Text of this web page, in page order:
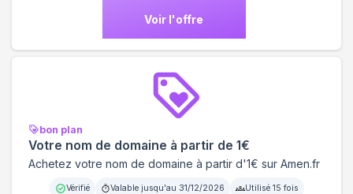
Voir l'offre
bon plan
Votre nom de domaine à partir de 1€
Achetez votre nom de domaine à partir d'1€ sur Amen.fr
Vérifié Valable jusqu'au 31/12/2026 Utilisé 15 fois